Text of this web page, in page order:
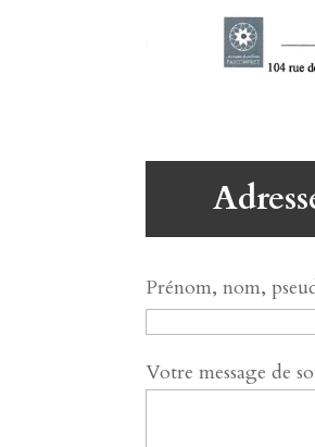
Prénom, nom,
Votre message de